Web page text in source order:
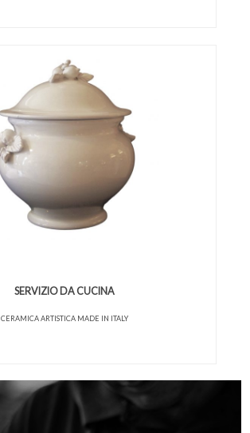
SERVIZIO DA CUCINA
CERAMICA ARTISTICA MADE IN ITALY